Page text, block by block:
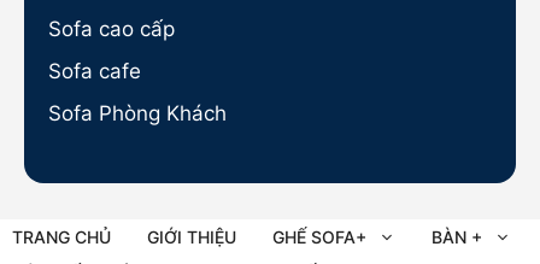
Sofa cao cấp
Sofa cafe
Sofa Phòng Khách
TRANG CHỦ GIỚI THIỆU GHẾ SOFA+
BÀN +